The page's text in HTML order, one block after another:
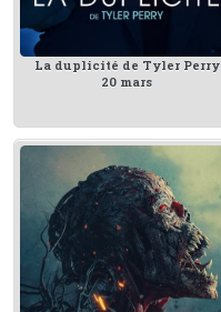
La duplicité de Tyler Perry
20 mars